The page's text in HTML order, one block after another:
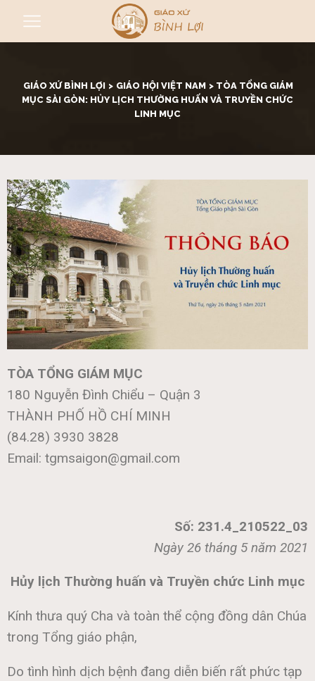
GIÁO XỨ BÌNH LỢI > GIÁO HỘI VIỆT NAM > TÒA TỔNG GIÁM
MỤC SÀI GÒN: HỦY LỊCH THƯỜNG HUẤN VÀ TRUYỀN CHỨC
LINH MỤC
TÒA TỔNG GIÁM MỤC
180 Nguyễn Đình Chiểu – Quận 3
THÀNH PHỐ HỒ CHÍ MINH
(84.28) 3930 3828
Email: tgmsaigon@gmail.com
Số: 231.4_210522_03
Ngày 26 tháng 5 năm 2021
Hủy lịch Thường huấn và Truyền chức Linh mục
Kính thưa quý Cha và toàn thể cộng đồng dân Chúa
trong Tổng giáo phận,
Do tình hình dịch bệnh đang diễn biến rất phức tạp